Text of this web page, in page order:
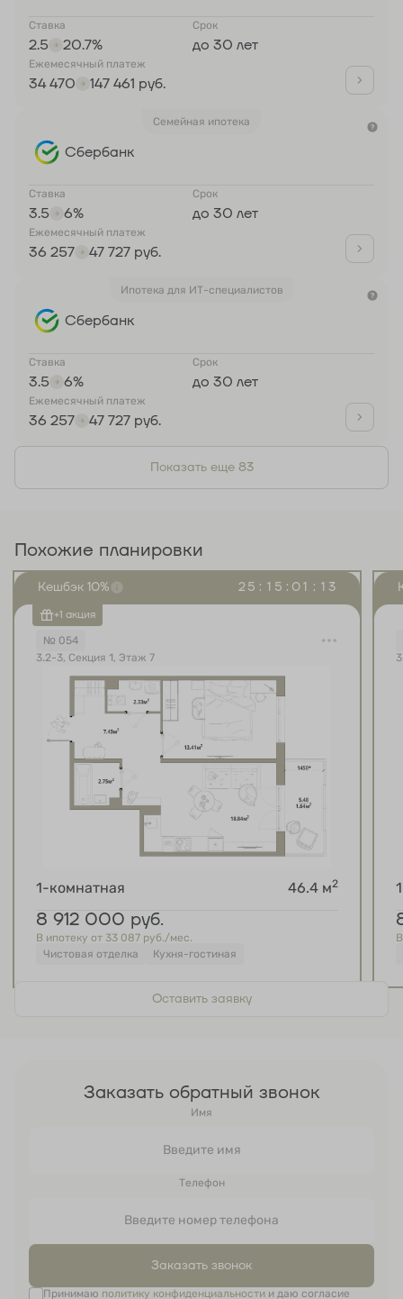
Ставка
2.5 20.7%
Срок
до 30 лет
Ежемесячный платеж
34 470 147 461 руб.
Семейная ипотека
Сбербанк
Ставка
3.5 6%
Срок
до 30 лет
Ежемесячный платеж
36 257 47 727 руб.
Ипотека для ИТ-специалистов
Сбербанк
Ставка
3.5 6%
Срок
до 30 лет
Ежемесячный платеж
36 257 47 727 руб.
Показать еще 83
Похожие планировки
Кешбэк 10% 25 : 1 5 : 01 : 1 2
+1 акция
№ 054
3.2-3, Секция 1, Этаж 7
1-комнатная 46.4 м2
8 912 000 руб.
В ипотеку от 33 087 руб./мес.
Чистовая отделка
Кухня-гостиная
Оставить заявку
Заказать обратный звонок
Имя
Телефон
Заказать звонок
Принимаю политику конфиденциальностии даю согласие